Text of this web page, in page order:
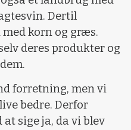
Dertil
korn og græs.
deres produkter og
forretning, men vi
bedre. Derfor
sige ja, da vi blev